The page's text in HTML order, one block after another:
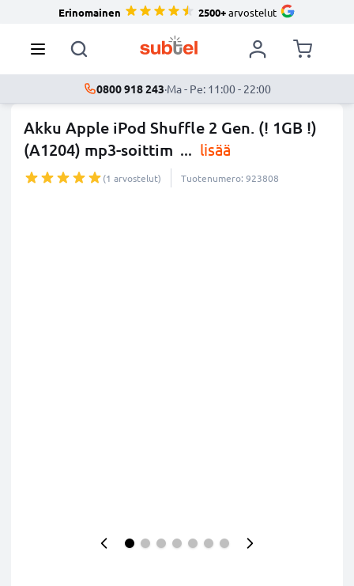
Erinomainen 2500+arvostelut
0800 918 243·Ma - Pe: 11:00 - 22:00
Akku Apple iPod Shuffle 2 Gen. (! 1GB !)
(A1204) mp3-soittim ... lisää
(1 arvostelut) Tuotenumero: 923808